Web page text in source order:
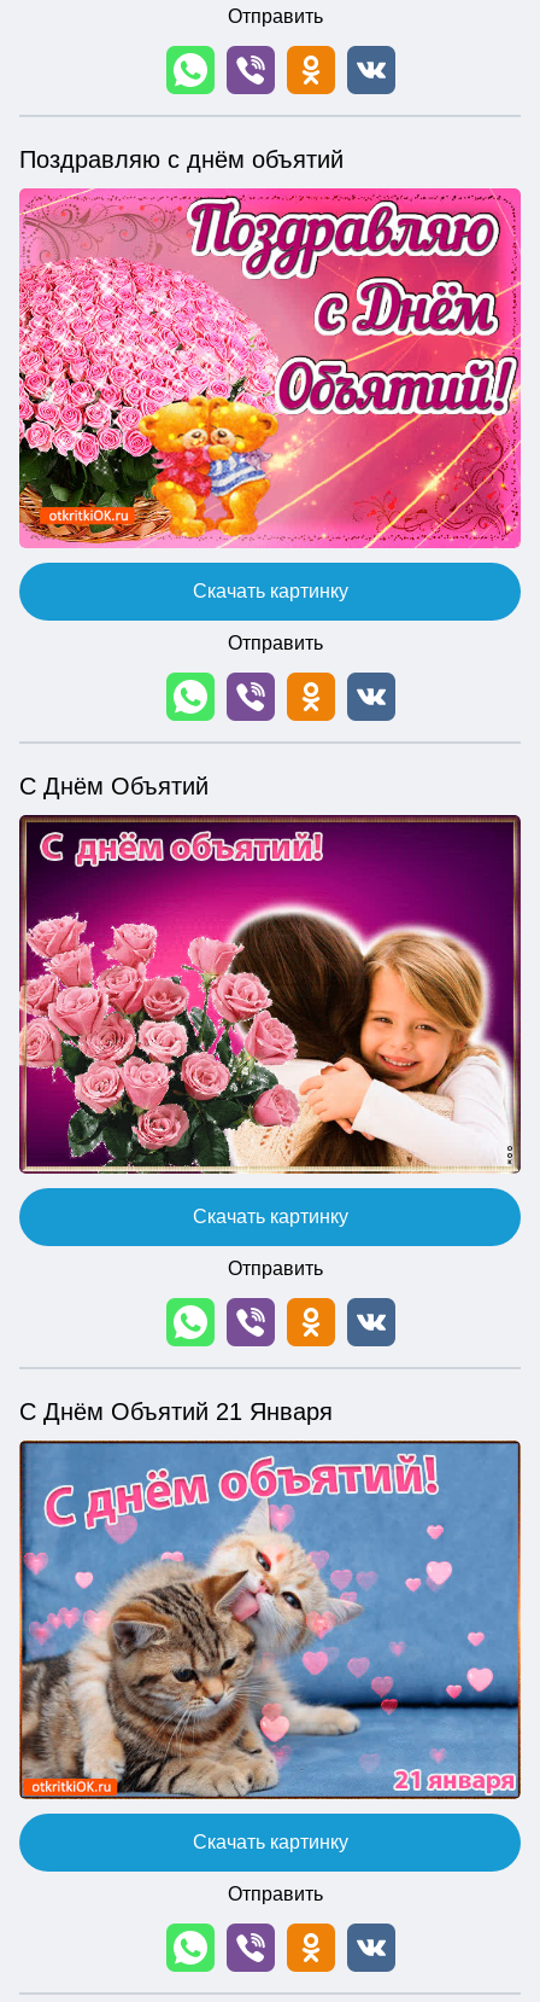
Отправить
Поздравляю с днём объятий
Скачать картинку
Отправить
С Днём Объятий
Скачать картинку
Отправить
С Днём Объятий 21 Января
Скачать картинку
Отправить